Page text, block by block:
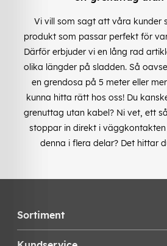
Vi vill som sagt att våra kunder
produkt som passar perfekt för
Därför erbjuder vi en lång rad
olika längder på sladden. Så
en grendosa på 5 meter eller
kunna hitta rätt hos oss! Du
grenuttag utan kabel? Ni vet, ett
stoppar in direkt i
denna i flera delar? Det hittar
Sortiment